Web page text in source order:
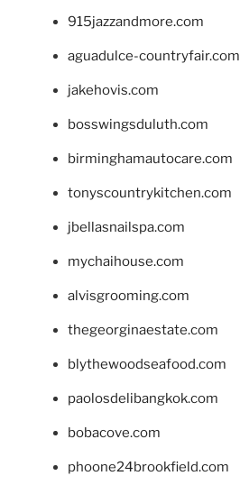
915jazzandmore.com
aguadulce-countryfair.com
jakehovis.com
bosswingsduluth.com
birminghamautocare.com
tonyscountrykitchen.com
jbellasnailspa.com
mychaihouse.com
alvisgrooming.com
thegeorginaestate.com
blythewoodseafood.com
paolosdelibangkok.com
bobacove.com
phoone24brookfield.com